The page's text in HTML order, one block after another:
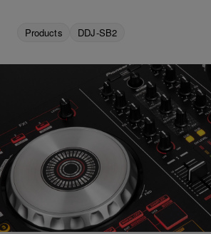
Products DDJ-SB2